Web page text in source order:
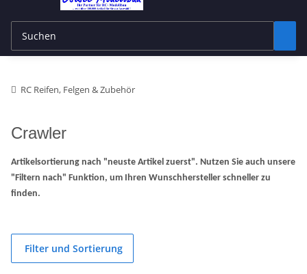
RC Reifen, Felgen & Zubehör
Crawler
Artikelsortierung nach "neuste Artikel zuerst". Nutzen Sie auch unsere
"Filtern nach" Funktion, um Ihren Wunschhersteller schneller zu
finden.
Filter und Sortierung